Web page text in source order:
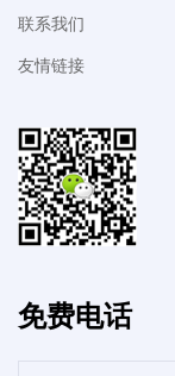
联系我们
友情链接
免费电话